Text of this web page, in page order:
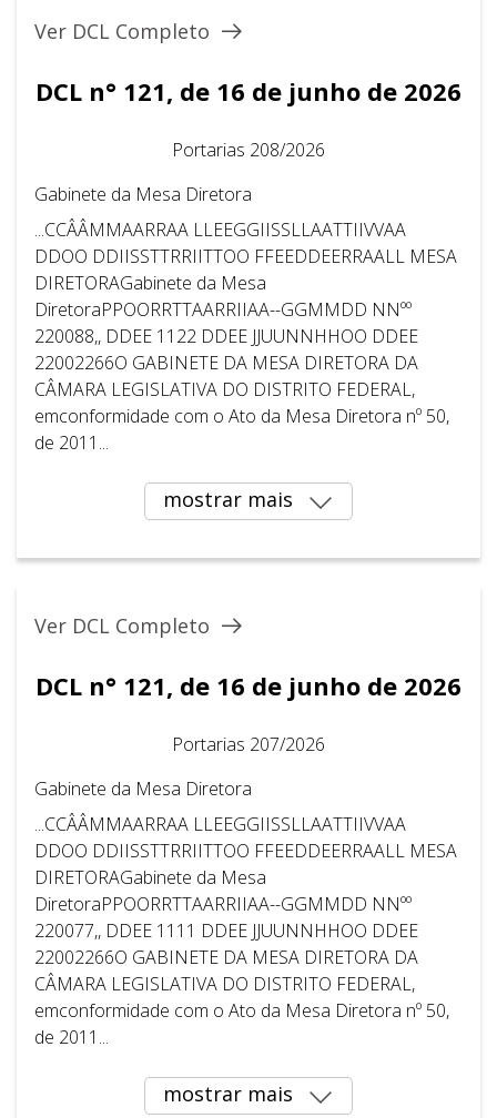
Ver DCL Completo
DCL n° 121, de 16 de junho de 2026
Portarias 208/2026
Gabinete da Mesa Diretora
...CCÂÂMMAARRAA LLEEGGIISSLLAATTIIVVAA
DDOO DDIISSTTRRIITTOO FFEEDDEERRAALL MESA
DIRETORAGabinete da Mesa
DiretoraPPOORRTTAARRIIAA--GGMMDD NNºº
220088,, DDEE 1122 DDEE JJUUNNHHOO DDEE
22002266O GABINETE DA MESA DIRETORA DA
CÂMARA LEGISLATIVA DO DISTRITO FEDERAL,
emconformidade com o Ato da Mesa Diretora nº 50,
de 2011...
mostrar mais
Ver DCL Completo
DCL n° 121, de 16 de junho de 2026
Portarias 207/2026
Gabinete da Mesa Diretora
...CCÂÂMMAARRAA LLEEGGIISSLLAATTIIVVAA
DDOO DDIISSTTRRIITTOO FFEEDDEERRAALL MESA
DIRETORAGabinete da Mesa
DiretoraPPOORRTTAARRIIAA--GGMMDD NNºº
220077,, DDEE 1111 DDEE JJUUNNHHOO DDEE
22002266O GABINETE DA MESA DIRETORA DA
CÂMARA LEGISLATIVA DO DISTRITO FEDERAL,
emconformidade com o Ato da Mesa Diretora nº 50,
de 2011...
mostrar mais